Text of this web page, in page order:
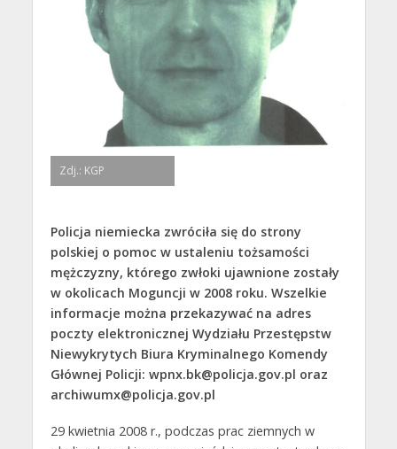
Zdj.: KGP
Policja niemiecka zwróciła się do strony
polskiej o pomoc w ustaleniu tożsamości
mężczyzny, którego zwłoki ujawnione zostały
w okolicach Moguncji w 2008 roku. Wszelkie
informacje można przekazywać na adres
poczty elektronicznej Wydziału Przestępstw
Niewykrytych Biura Kryminalnego Komendy
Głównej Policji: wpnx.bk@policja.gov.pl oraz
archiwumx@policja.gov.pl
29 kwietnia 2008 r., podczas prac ziemnych w